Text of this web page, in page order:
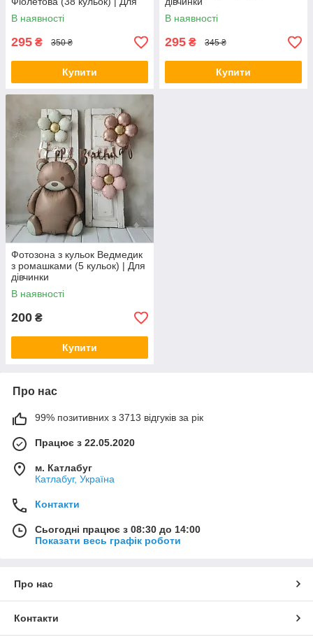
дівчинки
В наявності
295 ₴ 350 ₴
Купити
В наявності
295 ₴ 345 ₴
Купити
Фотозона з кульок Ведмедик
з ромашками (5 кульок) | Для
дівчинки
В наявності
200 ₴
Купити
Про нас
99% позитивних з 3713 відгуків за рік
Працює з 22.05.2020
м. Катлабуг
Катлабуг, Україна
Контакти
Сьогодні працює з 08:30 до 14:00
Показати весь графік роботи
Про нас
Контакти